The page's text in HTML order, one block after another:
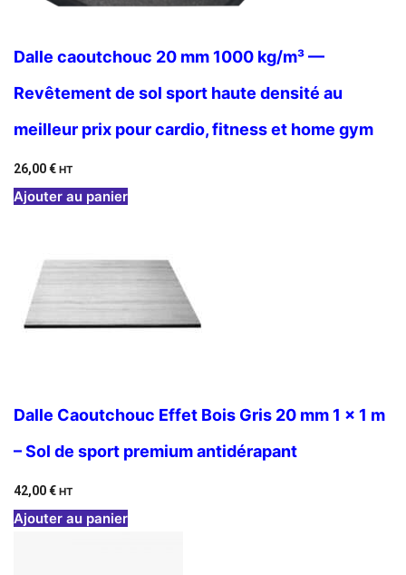
Dalle caoutchouc 20 mm 1000 kg/m³ —
Revêtement de sol sport haute densité au
meilleur prix pour cardio, fitness et home gym
26,00€ HT
Ajouter au panier
Dalle Caoutchouc Effet Bois Gris 20 mm 1 x 1 m
– Sol de sport premium antidérapant
42,00€ HT
Ajouter au panier